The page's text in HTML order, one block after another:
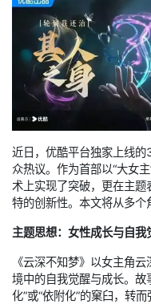
近日，优酷平台独家上线
众热议。作为首部以“大女
术上实现了突破，更在主
特的创新性。本文将从多个
主题思想：女性成长与自我
《云深不知梦》以女主角
境中的自我觉醒与成长。故
化”或“依附化”的窠臼，转